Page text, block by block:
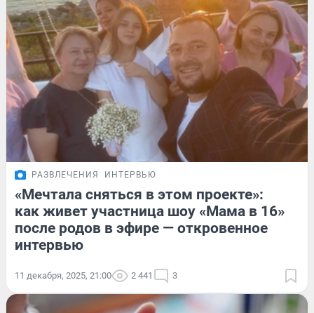
РАЗВЛЕЧЕНИЯ ИНТЕРВЬЮ
«Мечтала сняться в этом проекте»:
как живет участница шоу «Мама в 16»
после родов в эфире — откровенное
интервью
11 декабря, 2025, 21:00 2 441 3